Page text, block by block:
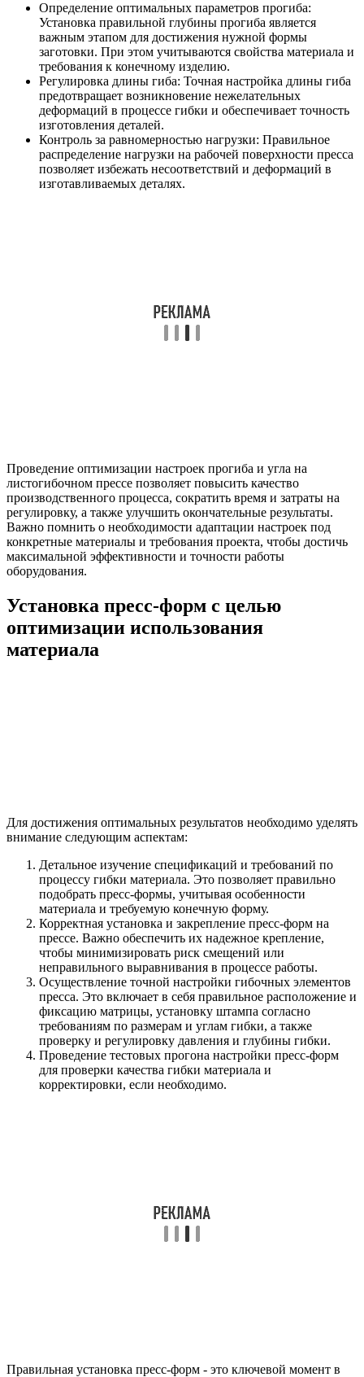
Определение оптимальных параметров прогиба:
Установка правильной глубины прогиба является
важным этапом для достижения нужной формы
заготовки. При этом учитываются свойства материала и
требования к конечному изделию.
Регулировка длины гиба: Точная настройка длины гиба
предотвращает возникновение нежелательных
деформаций в процессе гибки и обеспечивает точность
изготовления деталей.
Контроль за равномерностью нагрузки: Правильное
распределение нагрузки на рабочей поверхности пресса
позволяет избежать несоответствий и деформаций в
изготавливаемых деталях.
Проведение оптимизации настроек прогиба и угла на
листогибочном прессе позволяет повысить качество
производственного процесса, сократить время и затраты на
регулировку, а также улучшить окончательные результаты.
Важно помнить о необходимости адаптации настроек под
конкретные материалы и требования проекта, чтобы достичь
максимальной эффективности и точности работы
оборудования.
Установка пресс-форм с целью
оптимизации использования
материала
Для достижения оптимальных результатов необходимо уделять
внимание следующим аспектам:
Детальное изучение спецификаций и требований по
процессу гибки материала. Это позволяет правильно
подобрать пресс-формы, учитывая особенности
материала и требуемую конечную форму.
Корректная установка и закрепление пресс-форм на
прессе. Важно обеспечить их надежное крепление,
чтобы минимизировать риск смещений или
неправильного выравнивания в процессе работы.
Осуществление точной настройки гибочных элементов
пресса. Это включает в себя правильное расположение и
фиксацию матрицы, установку штампа согласно
требованиям по размерам и углам гибки, а также
проверку и регулировку давления и глубины гибки.
Проведение тестовых прогона настройки пресс-форм
для проверки качества гибки материала и
корректировки, если необходимо.
Правильная установка пресс-форм - это ключевой момент в